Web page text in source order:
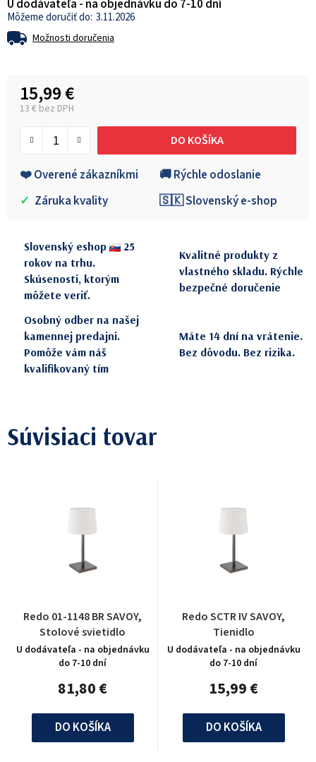
U dodávateľa - na objednávku do 7-10 dní
3.11.2026
Možnosti doručenia
15,99 €
13 € bez DPH
DO KOŠÍKA
❤️ Overené zákazníkmi
🚚 Rýchle odoslanie
✓ Záruka kvality 🇸🇰 Slovenský e-shop
Slovenský eshop
25
rokov na trhu.
Skúsenosti, ktorým
môžete veriť.
Kvalitné produkty z
vlastného skladu. Rýchle
bezpečné doručenie
Osobný odber na našej
kamennej predajni.
Pomôže vám náš
kvalifikovaný tím
Máte 14 dní na vrátenie.
Bez dôvodu. Bez rizika.
Súvisiaci tovar
Redo 01-1148 BR SAVOY,
Stolové svietidlo
U dodávateľa - na objednávku
do 7-10 dní
81,80 €
DO KOŠÍKA
Redo SCTR IV SAVOY,
Tienidlo
U dodávateľa - na objednávku
do 7-10 dní
15,99 €
DO KOŠÍKA